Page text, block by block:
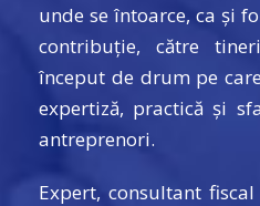
unde se întoarce, ca și
contribuție, către
început de drum pe
expertiză, practică și
antreprenori.
Expert, consultant